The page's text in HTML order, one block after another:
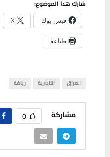
شارك هذا الموضوع:
فيس بوك X
طباعة
العراق الناصرية رياضة
مشاركة 0